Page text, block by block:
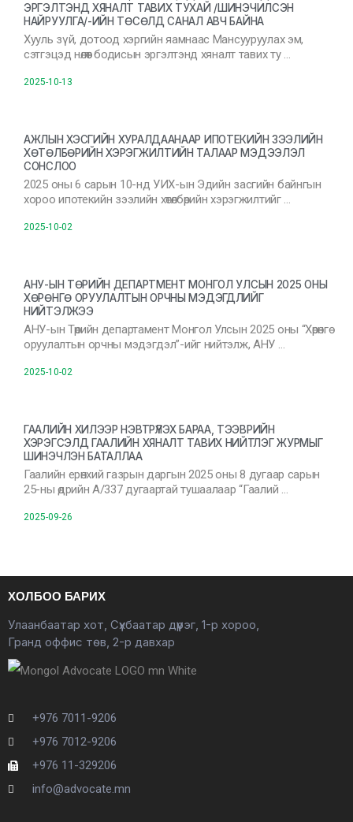
ЭРГЭЛТЭНД ХЯНАЛТ ТАВИХ ТУХАЙ /ШИНЭЧИЛСЭН
НАЙРУУЛГА/-ИЙН ТӨСӨЛД САНАЛ АВЧ БАЙНА
Хууль зүй, дотоод хэргийн яамнаас Мансууруулах эм,
сэтгэцэд нөлөөт бодисын эргэлтэнд хяналт тавих ту …
2025-10-13
АЖЛЫН ХЭСГИЙН ХУРАЛДААНААР ИПОТЕКИЙН ЗЭЭЛИЙН
ХӨТӨЛБӨРИЙН ХЭРЭГЖИЛТИЙН ТАЛААР МЭДЭЭЛЭЛ
СОНСЛОО
2025 оны 6 сарын 10-нд УИХ-ын Эдийн засгийн байнгын
хороо ипотекийн зээлийн хөтөлбөрийн хэрэгжилтийг …
2025-10-02
АНУ-ЫН ТӨРИЙН ДЕПАРТМЕНТ МОНГОЛ УЛСЫН 2025 ОНЫ
ХӨРӨНГӨ ОРУУЛАЛТЫН ОРЧНЫ МЭДЭГДЛИЙГ
НИЙТЭЛЖЭЭ
АНУ-ын Төрийн департамент Монгол Улсын 2025 оны “Хөрөнгө
оруулалтын орчны мэдэгдэл”-ийг нийтэлж, АНУ …
2025-10-02
ГААЛИЙН ХИЛЭЭР НЭВТРҮҮЛЭХ БАРАА, ТЭЭВРИЙН
ХЭРЭГСЭЛД ГААЛИЙН ХЯНАЛТ ТАВИХ НИЙТЛЭГ ЖУРМЫГ
ШИНЭЧЛЭН БАТАЛЛАА
Гаалийн ерөнхий газрын даргын 2025 оны 8 дугаар сарын
25-ны өдрийн А/337 дугаартай тушаалаар “Гаалий …
2025-09-26
ХОЛБОО БАРИХ
Улаанбаатар хот, Сүхбаатар дүүрэг, 1-р хороо,
Гранд оффис төв, 2-р давхар
+976 7011-9206
+976 7012-9206
+976 11-329206
info@advocate.mn